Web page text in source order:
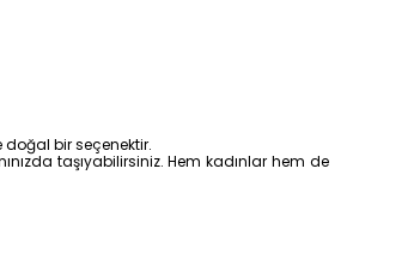
bir seçenektir.
taşıyabilirsiniz. Hem kadınlar hem de